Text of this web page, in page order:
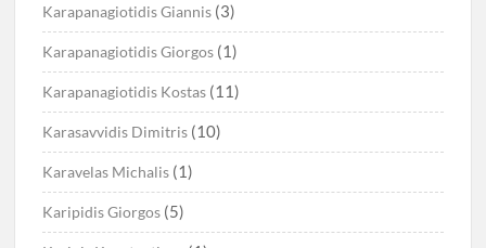
Karapanagiotidis Giannis (3)
Karapanagiotidis Giorgos (1)
Karapanagiotidis Kostas (11)
Karasavvidis Dimitris (10)
Karavelas Michalis (1)
Karipidis Giorgos (5)